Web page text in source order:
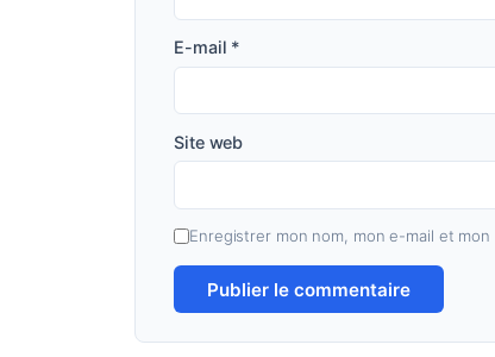
E-mail *
Site web
Enregistrer mon nom, mon e-mail et